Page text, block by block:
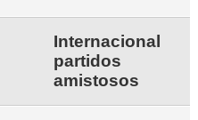
Internacional
partidos
amistosos